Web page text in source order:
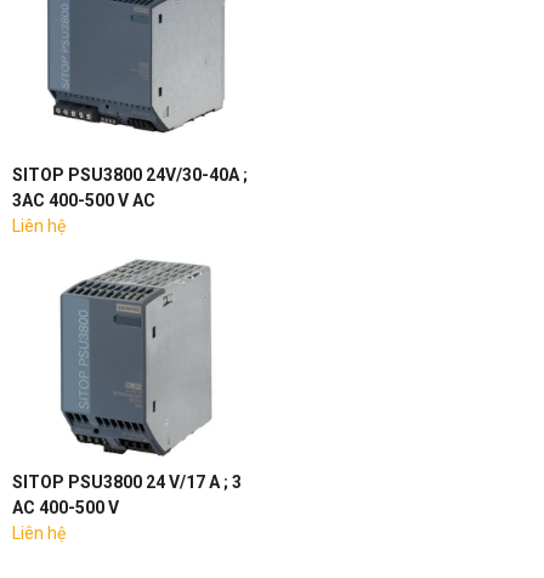
SITOP PSU3800 24V/30-40A ;
3AC 400-500 V AC
Liên hệ
SITOP PSU3800 24 V/17 A ; 3
AC 400-500 V
Liên hệ